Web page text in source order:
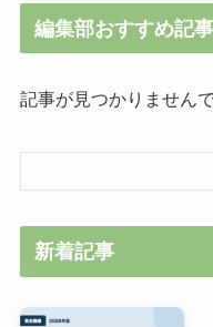
編集部おすすめ記事
記事が見つかりませんで
新着記事